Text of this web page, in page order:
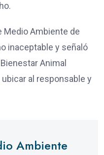
Medio Ambiente de
inaceptable y señaló
Animal
al responsable y
Ambiente